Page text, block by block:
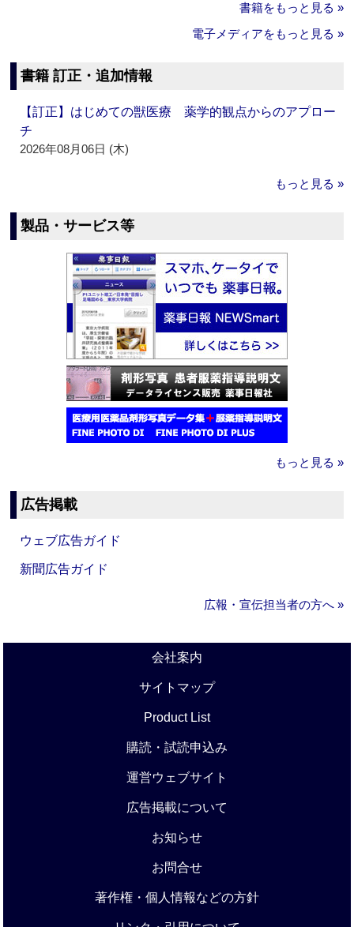
書籍をもっと見る »
電子メディアをもっと見る »
書籍 訂正・追加情報
【訂正】はじめての獣医療 薬学的観点からのアプロー
チ
2026年08月06日 (木)
もっと見る »
製品・サービス等
もっと見る »
広告掲載
ウェブ広告ガイド
新聞広告ガイド
広報・宣伝担当者の方へ »
会社案内
サイトマップ
Product List
購読・試読申込み
運営ウェブサイト
広告掲載について
お知らせ
お問合せ
著作権・個人情報などの方針